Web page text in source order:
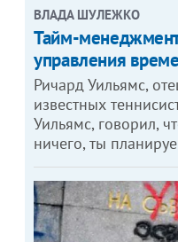
ВЛАДА ШУЛЕЖКО
Тайм-
управления
Ричард Уильямс,
известных
Уильямс, говорил,
ничего, ты